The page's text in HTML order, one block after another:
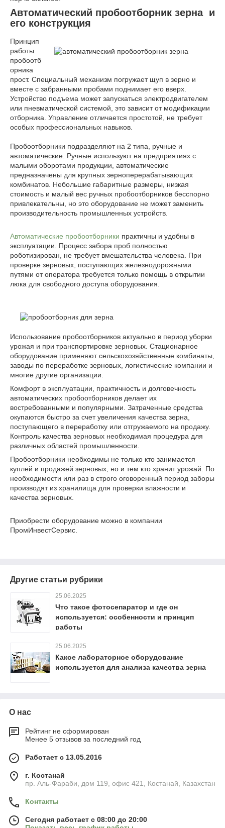
Автоматический пробоотборник зерна и
его конструкция
Принцип
работы
пробоотб
орника
прост. Специальный механизм погружает щуп в зерно и
вместе с забранными пробами поднимает его вверх.
Устройство подъема может запускаться электродвигателем
или пневматической системой, это зависит от модификации
отборника. Управление отличается простотой, не требует
особых профессиональных навыков.
Пробоотборники подразделяют на 2 типа, ручные и
автоматические. Ручные используют на предприятиях с
малыми оборотами продукции, автоматические
предназначены для крупных зерноперерабатывающих
комбинатов. Небольшие габаритные размеры, низкая
стоимость и малый вес ручных пробоотборников бесспорно
привлекательны, но это оборудование не может заменить
производительность промышленных устройств.
Автоматические пробоотборники практичны и удобны в
эксплуатации. Процесс забора проб полностью
роботизирован, не требует вмешательства человека. При
проверке зерновых, поступающих железнодорожными
путями от оператора требуется только помощь в открытии
люка для свободного доступа оборудования.
Использование пробоотборников актуально в период уборки
урожая и при транспортировке зерновых. Стационарное
оборудование применяют сельскохозяйственные комбинаты,
заводы по переработке зерновых, логистические компании и
многие другие организации.
Комфорт в эксплуатации, практичность и долговечность
автоматических пробоотборников делает их
востребованными и популярными. Затраченные средства
окупаются быстро за счет увеличения качества зерна,
поступающего в переработку или отгружаемого на продажу.
Контроль качества зерновых необходимая процедура для
различных областей промышленности.
Пробоотборники необходимы не только кто занимается
куплей и продажей зерновых, но и тем кто хранит урожай. По
необходимости или раз в строго оговоренный период заборы
производят из хранилища для проверки влажности и
качества зерновых.
Приобрести оборудование можно в компании
ПромИнвестСервис.
Другие статьи рубрики
25.06.2025
Что такое фотосепаратор и где он
используется: особенности и принцип
работы
25.06.2025
Какое лабораторное оборудование
используется для анализа качества зерна
О нас
Рейтинг не сформирован
Менее 5 отзывов за последний год
Работает с 13.05.2016
г. Костанай
пр. Аль-Фараби, дом 119, офис 421, Костанай, Казахстан
Контакты
Сегодня работает с 08:00 до 20:00